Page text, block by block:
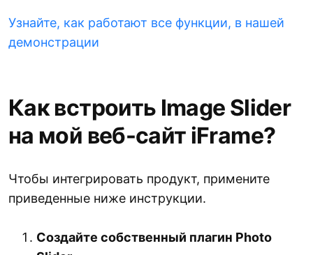
Узнайте, как работают все функции, в нашей
демонстрации
Как встроить Image Slider
на мой веб-сайт iFrame?
Чтобы интегрировать продукт, примените
приведенные ниже инструкции.
Создайте собственный плагин Photo